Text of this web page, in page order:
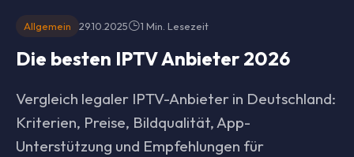
Allgemein 29.10.2025 1 Min. Lesezeit
Die besten IPTV Anbieter 2026
Vergleich legaler IPTV-Anbieter in Deutschland:
Kriterien, Preise, Bildqualität, App-
Unterstützung und Empfehlungen für